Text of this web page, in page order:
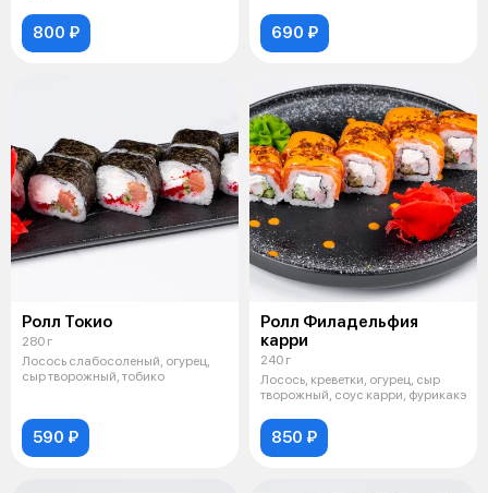
800 ₽ 690 ₽
Ролл Токио
280 г
Лосось слабосоленый, огурец,
сыр творожный, тобико
590 ₽
Ролл Филадельфия
карри
240 г
Лосось, креветки, огурец, сыр
творожный, соус карри, фурикакэ
850 ₽